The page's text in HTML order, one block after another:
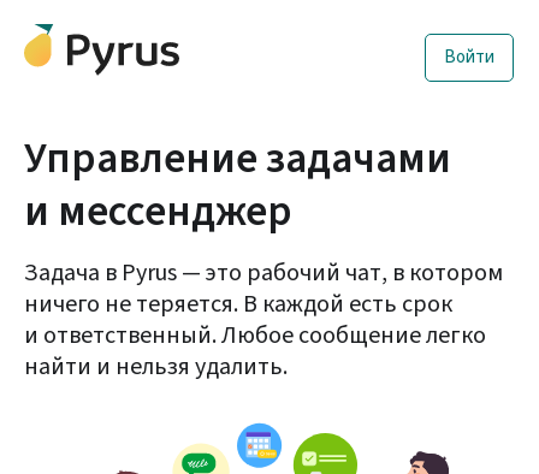
Войти
Управление задачами
и мессенджер
Задача в Pyrus — это рабочий чат, в котором
ничего не теряется. В каждой есть срок
и ответственный. Любое сообщение легко
найти и нельзя удалить.